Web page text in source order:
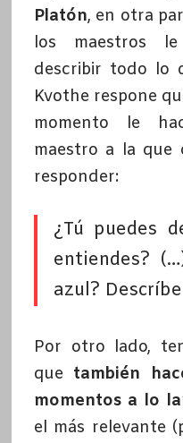
Platón, en otra
los maestros
describir todo lo
Kvothe respone
momento le
maestro a la que
responder:
¿Tú puedes
entiendes?
azul?
Por otro lado,
que también
momentos a lo
el más relevante